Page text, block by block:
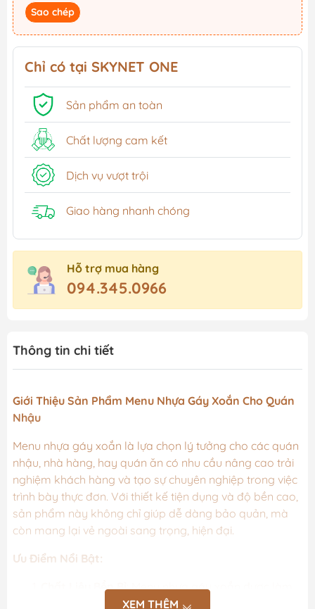
Sao chép
Chỉ có tại SKYNET ONE
Sản phẩm an toàn
Chất lượng cam kết
Dịch vụ vượt trội
Giao hàng nhanh chóng
Hỗ trợ mua hàng
094.345.0966
Thông tin chi tiết
Giới Thiệu Sản Phẩm Menu Nhựa Gáy Xoắn Cho Quán
Nhậu
Menu nhựa gáy xoắn là lựa chọn lý tưởng cho các quán
nhậu, nhà hàng, hay quán ăn có nhu cầu nâng cao trải
nghiệm khách hàng và tạo sự chuyên nghiệp trong việc
trình bày thực đơn. Với thiết kế tiện dụng và độ bền cao,
sản phẩm này không chỉ giúp dễ dàng bảo quản, mà
còn mang lại vẻ ngoài sang trọng, hiện đại.
Ưu Điểm Nổi Bật:
Chất Liệu Bền Bỉ: Menu nhựa gáy xoắn được làm
từ chất liệu nhựa PVC cao cấp, đảm bảo độ bền
XEM THÊM